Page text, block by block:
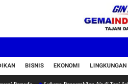
BISNIS EKONOMI